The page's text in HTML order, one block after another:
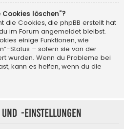
löschen“?
die Cookies, die phpBB erstellt hat
im Forum angemeldet bleibst.
einige Funktionen, wie
Status – sofern sie von der
wurden. Wenn du Probleme bei
kann es helfen, wenn du die
-einstellungen